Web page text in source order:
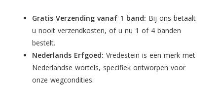
Gratis Verzending vanaf 1 band: Bij ons betaalt
u nooit verzendkosten, of u nu 1 of 4 banden
bestelt.
Nederlands Erfgoed: Vredestein is een merk met
Nederlandse wortels, specifiek ontworpen voor
onze wegcondities.